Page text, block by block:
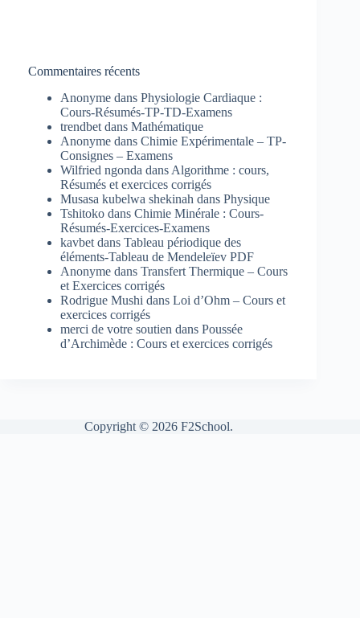
Commentaires récents
Anonyme dans Physiologie Cardiaque :
Cours-Résumés-TP-TD-Examens
trendbet dans Mathématique
Anonyme dans Chimie Expérimentale – TP-
Consignes – Examens
Wilfried ngonda dans Algorithme : cours,
Résumés et exercices corrigés
Musasa kubelwa shekinah dans Physique
Tshitoko dans Chimie Minérale : Cours-
Résumés-Exercices-Examens
kavbet dans Tableau périodique des
éléments-Tableau de Mendeleïev PDF
Anonyme dans Transfert Thermique – Cours
et Exercices corrigés
Rodrigue Mushi dans Loi d’Ohm – Cours et
exercices corrigés
merci de votre soutien dans Poussée
d’Archimède : Cours et exercices corrigés
Copyright © 2026 F2School.